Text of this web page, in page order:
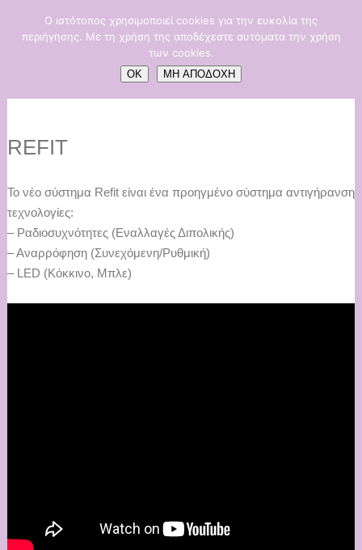
REFIT
Το νέο σύστημα Refit είναι ένα προηγμένο σύστημα
τεχνολογίες:
– Ραδιοσυχνότητες (Εναλλαγές Διπολικής)
– Αναρρόφηση (Συνεχόμενη/Ρυθμική)
– LED (Κόκκινο, Μπλε)
Ο ιστότοπος χρησιμοποιεί cookies για την ευκολία της
περιήγησης. Με τη χρήση της αποδέχεστε αυτόματα την χρήση
των cookies.
OK ΜΗ ΑΠΟΔΟΧΗ